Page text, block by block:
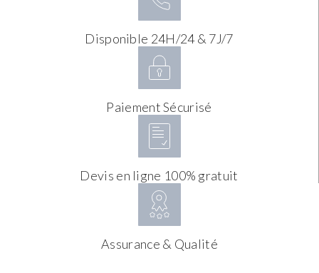
Disponible 24H/24 & 7J/7
Paiement Sécurisé
Devis en ligne 100% gratuit
Assurance & Qualité